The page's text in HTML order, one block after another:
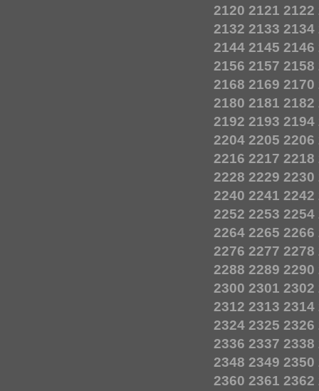
2120 2121 2122
2132 2133 2134
2144 2145 2146
2156 2157 2158
2168 2169 2170
2180 2181 2182
2192 2193 2194
2204 2205 2206
2216 2217 2218
2228 2229 2230
2240 2241 2242
2252 2253 2254
2264 2265 2266
2276 2277 2278
2288 2289 2290
2300 2301 2302
2312 2313 2314
2324 2325 2326
2336 2337 2338
2348 2349 2350
2360 2361 2362